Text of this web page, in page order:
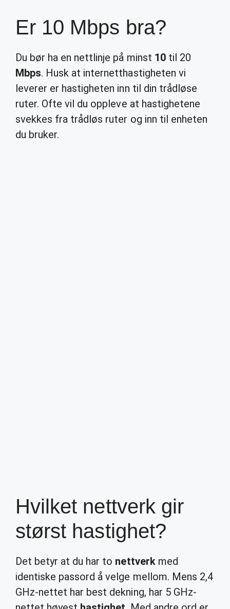
Er 10 Mbps bra?
Du bør ha en nettlinje på minst 10til 20
Mbps. Husk at internetthastigheten vi
leverer er hastigheten inn til din trådløse
ruter. Ofte vil du oppleve at hastighetene
svekkes fra trådløs ruter og inn til enheten
du bruker.
Hvilket nettverk gir
størst hastighet?
Det betyr at du har to nettverkmed
identiske passord å velge mellom. Mens 2,4
GHz-nettet har best dekning, har 5 GHz-